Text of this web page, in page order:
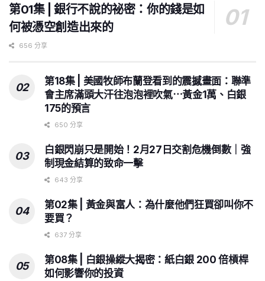
第01集 | 銀行不說的祕密：你的錢是如
何被憑空創造出來的
656 分享
第18集 | 美國牧師布蘭登看到的震撼畫面：聯準
會主席滿頭大汗往泡泡裡吹氣⋯黃金1萬、白銀
175的預言
650 分享
白銀閃崩只是開始！2月27日交割危機倒數｜強
制現金結算的致命一擊
643 分享
第02集 | 黃金與富人：為什麼他們狂買卻叫你不
要買？
637 分享
第08集 | 白銀操縱大揭密：紙白銀 200 倍槓桿
如何影響你的投資